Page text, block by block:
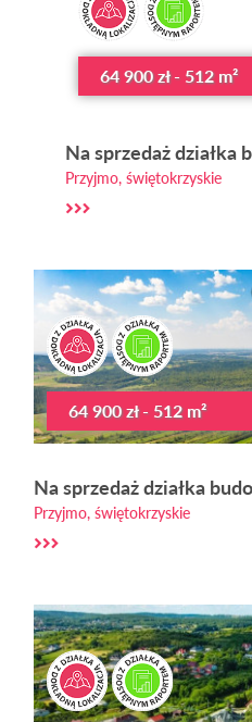
64 900 zł - 512 m²
Na sprzedaż działka
Przyjmo, świętokrzyskie
64 900 zł - 512 m²
Na sprzedaż działka
Przyjmo, świętokrzyskie